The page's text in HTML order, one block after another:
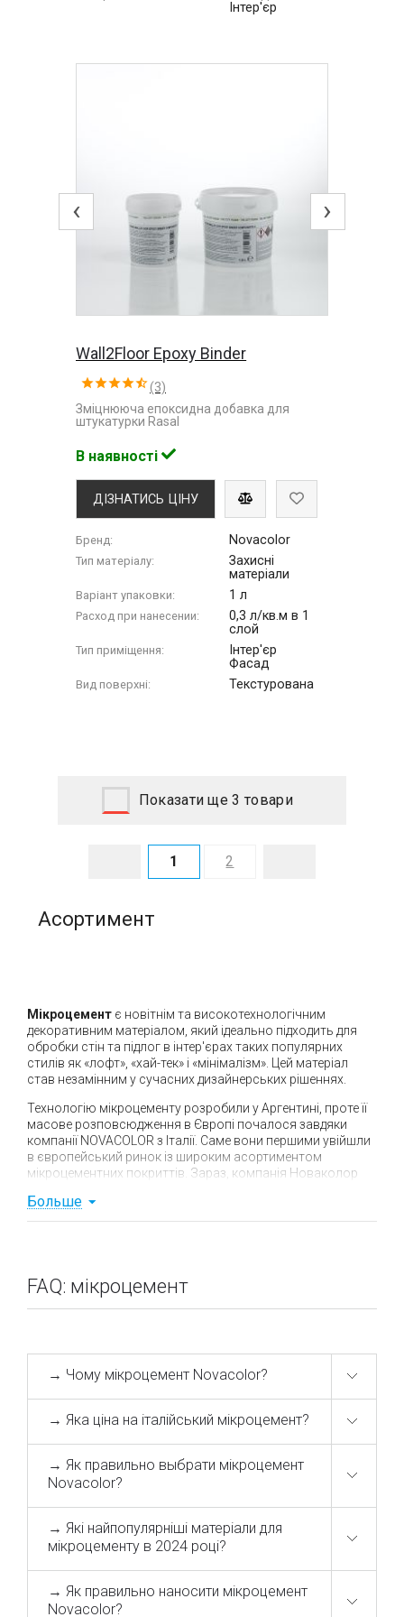
Інтер'єр
‹ ›
Wall2Floor Epoxy Binder
(3)
Зміцнююча епоксидна добавка для
штукатурки Rasal
В наявності
ДІЗНАТИСЬ ЦІНУ
Бренд: Novacolor
Тип матеріалу:
Захисні
матеріали
Варіант упаковки: 1 л
Расход при нанесении:
0,3 л/кв.м в 1
слой
Тип приміщення:
Інтер'єр
Фасад
Вид поверхні: Текстурована
Показати ще 3 товари
1 2
Асортимент
Мікроцемент є новітнім та високотехнологічним
декоративним матеріалом, який ідеально підходить для
обробки стін та підлог в інтер'єрах таких популярних
стилів як «лофт», «хай-тек» і «мінімалізм». Цей матеріал
став незамінним у сучасних дизайнерських рішеннях.
Технологію мікроцементу розробили у Аргентині, проте її
масове розповсюдження в Європі почалося завдяки
компанії NOVACOLOR з Італії. Саме вони першими увійшли
в європейський ринок із широким асортиментом
мікроцементних покриттів. Зараз, компанія Новаколор
мікроцементом, дозволяючи створювати
неперевершений декор як усередині приміщень, так і
Чому наш мікроцемент?
NOVACOLOR (Італія);
спеціалізовані рішення для конкретних типів
об'єктів;
широкий спектр застосувань, від інтер'єрних
рішень до фасадних оздоблень;
можливість вибору серед трьох типів фінішу:
матовий, сатиновий та глянцевий;
нескінченний спектр фактур та кольорів для
реалізації будь-якого вашого
дизайнерського замислу;
співвідношення ціна-якість, що задовольнить
Больше
FAQ: мікроцемент
→ Чому мікроцемент Novacolor?
→ Яка ціна на італійський мікроцемент?
→ Як правильно выбрати мікроцемент
Novacolor?
→ Які найпопулярніші матеріали для
мікроцементу в 2024 році?
→ Як правильно наносити мікроцемент
Novacolor?